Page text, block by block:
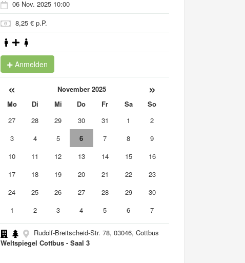
06 Nov. 2025 10:00
8,25 € p.P.
Anmelden
« November 2025 »
Mo Di Mi Do Fr Sa
So
27
28 29 30 31 1
2
3
4 5 6 7 8
9
10
11 12 13 14 15
16
17
18 19 20 21 22
23
24
25 26 27 28 29
30
1
2 3 4 5 6 7
Rudolf-Breitscheid-Str. 78, 03046, Cottbus
Weltspiegel Cottbus - Saal 3